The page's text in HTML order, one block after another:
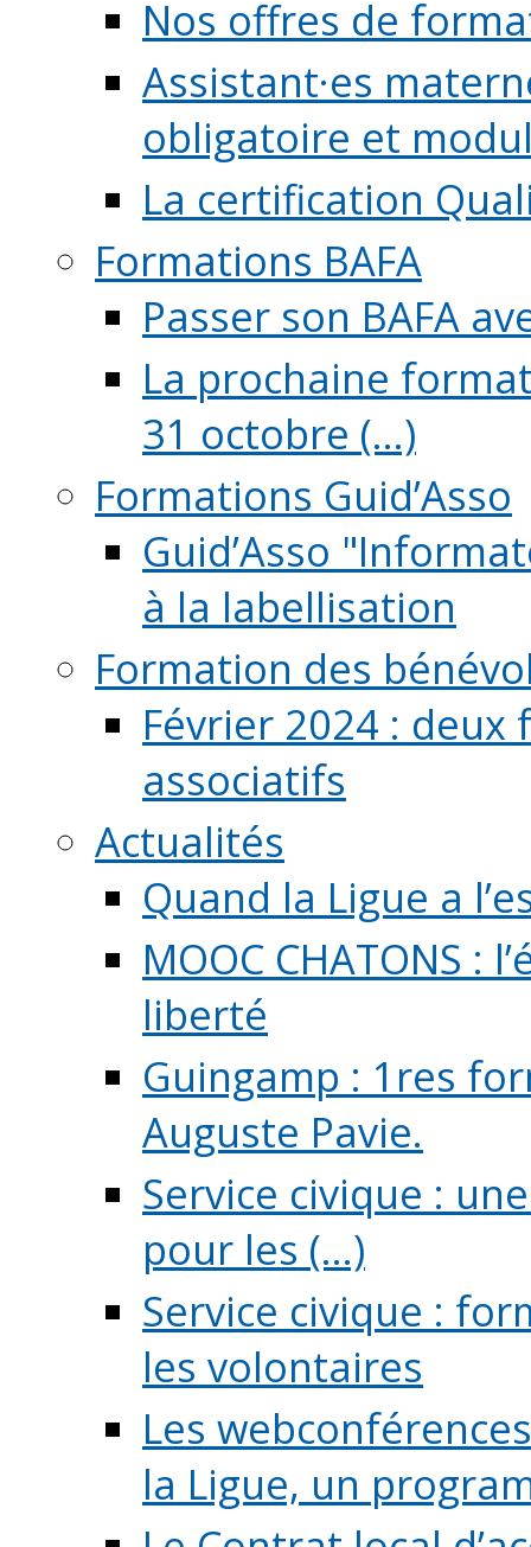
Nos offres de
Assistant·es
obligatoire et
La certification
Formations BAFA
Passer son BAFA
La prochaine
31 octobre (...)
Formations Guid’Asso
Guid’Asso
à la labellisation
Formation des
Février 2024 :
associatifs
Actualités
Quand la Ligue a
MOOC CHATONS
liberté
Guingamp : 1res
Auguste Pavie.
Service civique :
pour les (...)
Service civique :
les volontaires
Les
la Ligue, un